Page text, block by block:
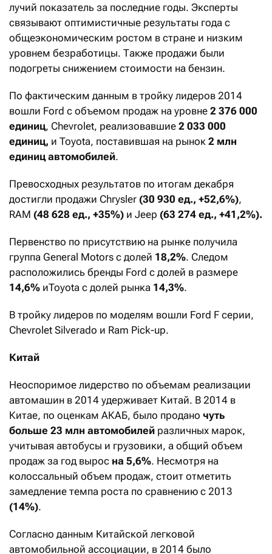
лучий показатель за последние годы. Эксперты
связывают оптимистичные результаты года с
общеэкономическим ростом в стране и низким
уровнем безработицы. Также продажи были
подогреты снижением стоимости на бензин.
По фактическим данным в тройку лидеров 2014
вошли Ford с объемом продаж на уровне 2 376 000
единиц, Chevrolet, реализовавшие 2 033 000
единиц, и Toyota, поставившая на рынок 2 млн
единиц автомобилей.
Превосходных результатов по итогам декабря
достигли продажи Chrysler (30 930 ед., +52,6%),
RAM (48 628 ед., +35%) и Jeep (63 274 ед., +41,2%).
Первенство по присутствию на рынке получила
группа General Motors с долей 18,2%. Следом
расположились бренды Ford с долей в размере
14,6% иToyota с долей рынка 14,3%.
В тройку лидеров по моделям вошли Ford F серии,
Chevrolet Silverado и Ram Pick-up.
Китай
Неоспоримое лидерство по объемам реализации
автомашин в 2014 удерживает Китай. В 2014 в
Китае, по оценкам АКАБ, было продано чуть
больше 23 млн автомобилей различных марок,
учитывая автобусы и грузовики, а общий объем
продаж за год вырос на 5,6%. Несмотря на
колоссальный объем продаж, стоит отметить
замедление темпа роста по сравнению с 2013
(14%).
Согласно данным Китайской легковой
автомобильной ассоциации, в 2014 было